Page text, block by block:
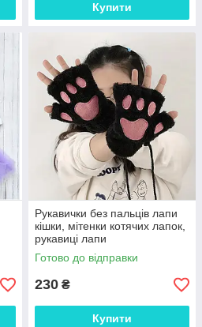
Купити
Рукавички без пальців лапи
кішки, мітенки котячих лапок,
рукавиці лапи
Готово до відправки
230 ₴
Купити